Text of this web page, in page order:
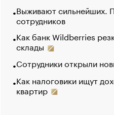
Выживают сильнейших.
сотрудников
Как банк Wildberries
склады
Сотрудники открыли
Как налоговики ищут
квартир